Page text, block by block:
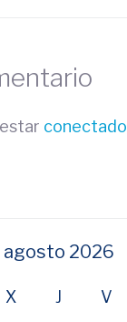
conectado
agosto 2026
X J V